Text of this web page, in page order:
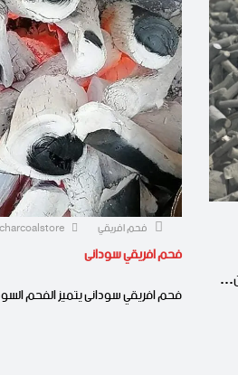
فحم افريقي
فحم افريقي سودانى
فحم افريقي سودانى يتميز الفحم